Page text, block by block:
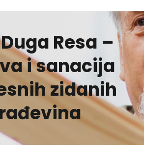
Resa –
i sanacija
zidanih